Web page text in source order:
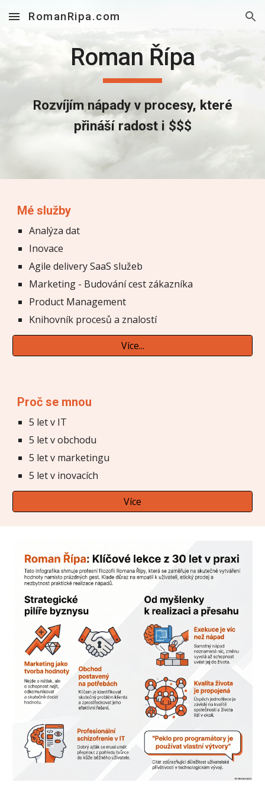
Skip to main content Skip to navigation
RomanRipa.com
Roman Řípa
Rozvíjím nápady v procesy, které
přináší radost i $$$
Mé služby
Analýza dat
Inovace
Agile delivery SaaS služeb
Marketing - Budování cest zákazníka
Product Management
Knihovník procesů a znalostí
Více...
Proč se mnou
5 let v IT
5 let v obchodu
5 let v marketingu
5 let v inovacích
Více